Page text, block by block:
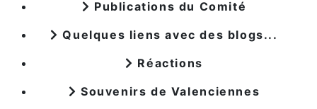
Publications du Comité
Quelques liens avec des blogs...
Réactions
Souvenirs de Valenciennes